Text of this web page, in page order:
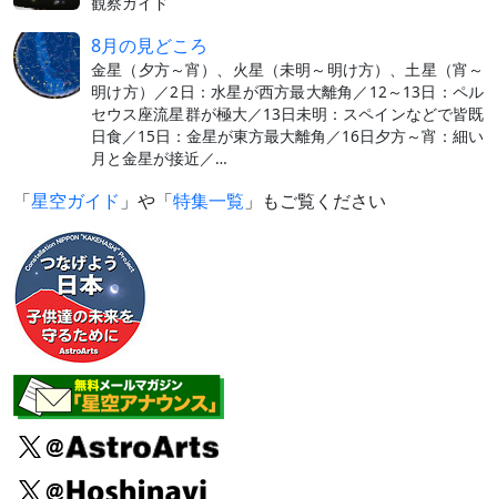
8月の見どころ
金星（夕方～宵）、火星（未明～明け方）、土星（宵～
明け方）／2日：水星が西方最大離角／12～13日：ペル
セウス座流星群が極大／13日未明：スペインなどで皆既
日食／15日：金星が東方最大離角／16日夕方～宵：細い
月と金星が接近／…
「星空ガイド 」や「特集一覧 」もご覧ください